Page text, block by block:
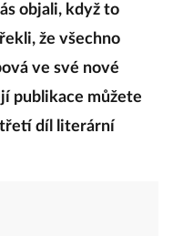
objali, když to
že všechno
ve své nové
publikace můžete
třetí díl literární